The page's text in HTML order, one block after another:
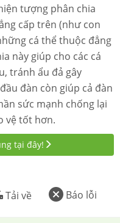
tượng phân chia
cấp trên (như con
cá thể thuộc đẳng
này giúp cho các cá
tránh ẩu đả gây
đàn còn giúp cả đàn
sức mạnh chống lại
vệ tốt hơn.
tại đây!
Báo lỗi
Tải về